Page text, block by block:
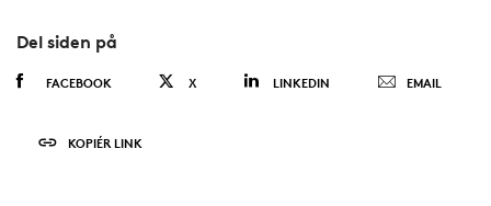
Del siden på
FACEBOOK X LINKEDIN EMAIL
KOPIÉR LINK